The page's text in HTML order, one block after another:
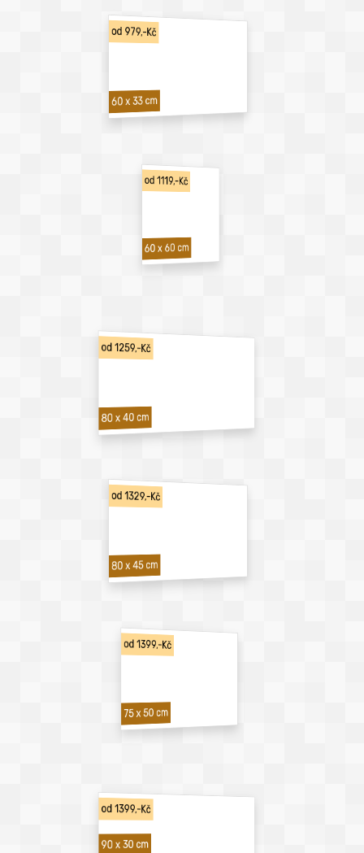
od 979,-Kč
60 x 33 cm
od 1119,-Kč
60 x 60 cm
od 1259,-Kč
80 x 40 cm
od 1329,-Kč
80 x 45 cm
od 1399,-Kč
75 x 50 cm
od 1399,-Kč
90 x 30 cm